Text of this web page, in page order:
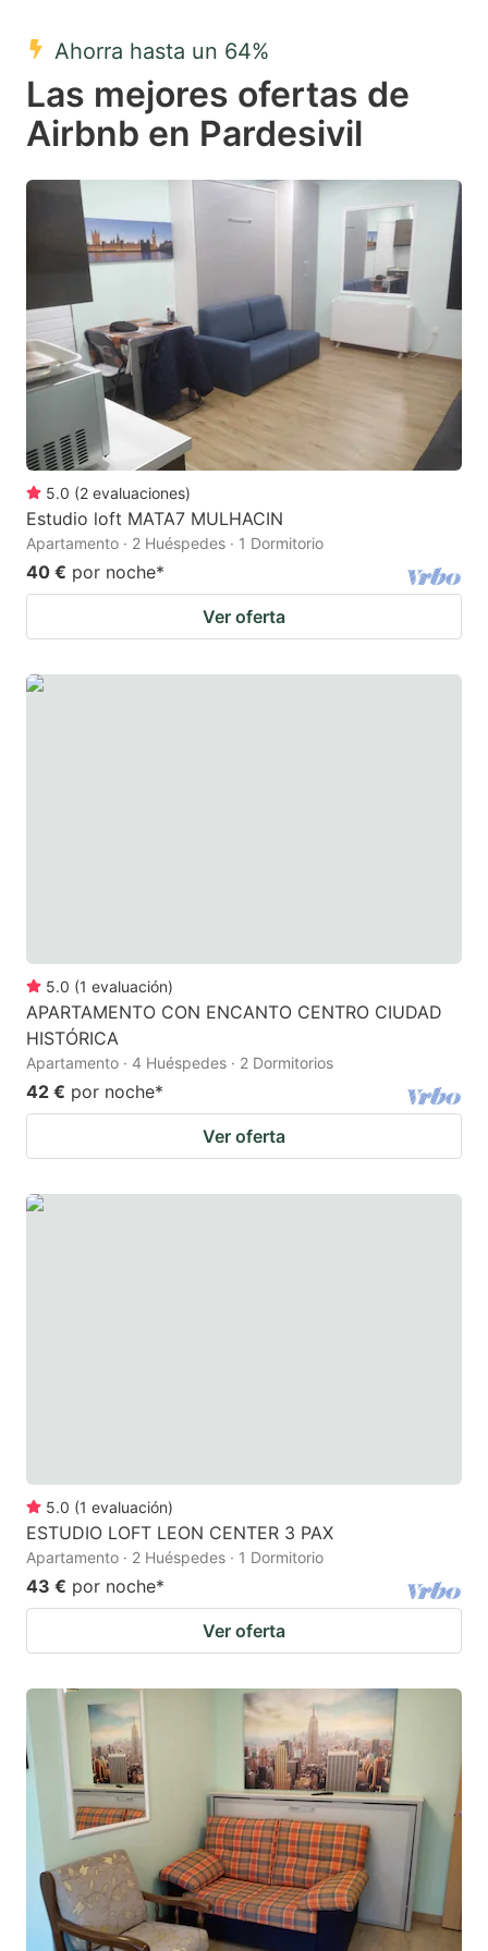
key
to
get
keyboard
shortcuts
for
changing
dates.
to
get
the
keyboard
shortcuts
changing
Ahorra hasta un 64%
Las mejores ofertas de
Airbnb en Pardesivil
5.0 (2 evaluaciones)
Estudio loft MATA7 MULHACIN
Apartamento · 2 Huéspedes · 1 Dormitorio
40 € por noche*
Ver oferta
5.0 (1 evaluación)
APARTAMENTO CON ENCANTO CENTRO CIUDAD
HISTÓRICA
Apartamento · 4 Huéspedes · 2 Dormitorios
42 € por noche*
Ver oferta
5.0 (1 evaluación)
ESTUDIO LOFT LEON CENTER 3 PAX
Apartamento · 2 Huéspedes · 1 Dormitorio
43 € por noche*
Ver oferta